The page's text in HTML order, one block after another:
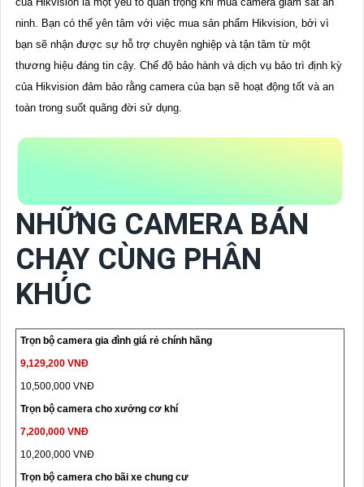
ninh. Bạn có thể yên tâm với việc mua sản phẩm Hikvision, bởi vì
bạn sẽ nhận được sự hỗ trợ chuyên nghiệp và tận tâm từ một
thương hiệu đáng tin cậy. Chế độ bảo hành và dịch vụ bảo trì định kỳ
của Hikvision đảm bảo rằng camera của bạn sẽ hoạt động tốt và an
toàn trong suốt quãng đời sử dụng.
NHỮNG CAMERA BÁN
CHẠY CÙNG PHÂN
KHÚC
Trọn bộ camera gia đình giá rẻ chính hãng
9,129,200 VNĐ
10,500,000 VNĐ
Trọn bộ camera cho xưởng cơ khí
7,200,000 VNĐ
10,200,000 VNĐ
Trọn bộ camera cho bãi xe chung cư